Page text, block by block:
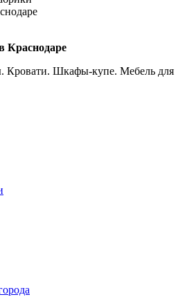
Кровати. Шкафы-купе. Мебель для